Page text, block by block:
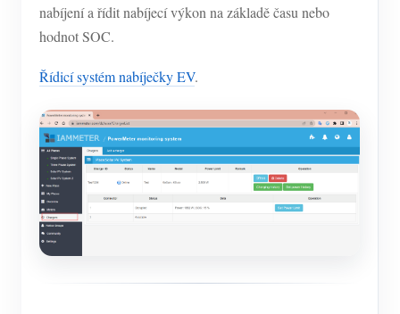
nabíjení a řídit nabíjecí výkon na základě času nebo
hodnot SOC.
Řídicí systém nabíječky EV.